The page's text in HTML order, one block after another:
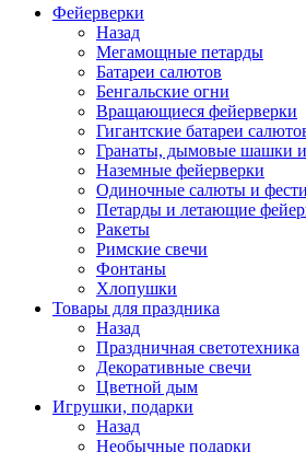
Фейерверки
Назад
Мегамощные петарды
Батареи салютов
Бенгальские огни
Вращающиеся фейерверки
Гигантские батареи
Гранаты, дымовые шашки
Наземные фейерверки
Одиночные салюты и
Петарды и летающие
Ракеты
Римские свечи
Фонтаны
Хлопушки
Товары для праздника
Назад
Праздничная светотехника
Декоративные свечи
Цветной дым
Игрушки, подарки
Назад
Необычные подарки